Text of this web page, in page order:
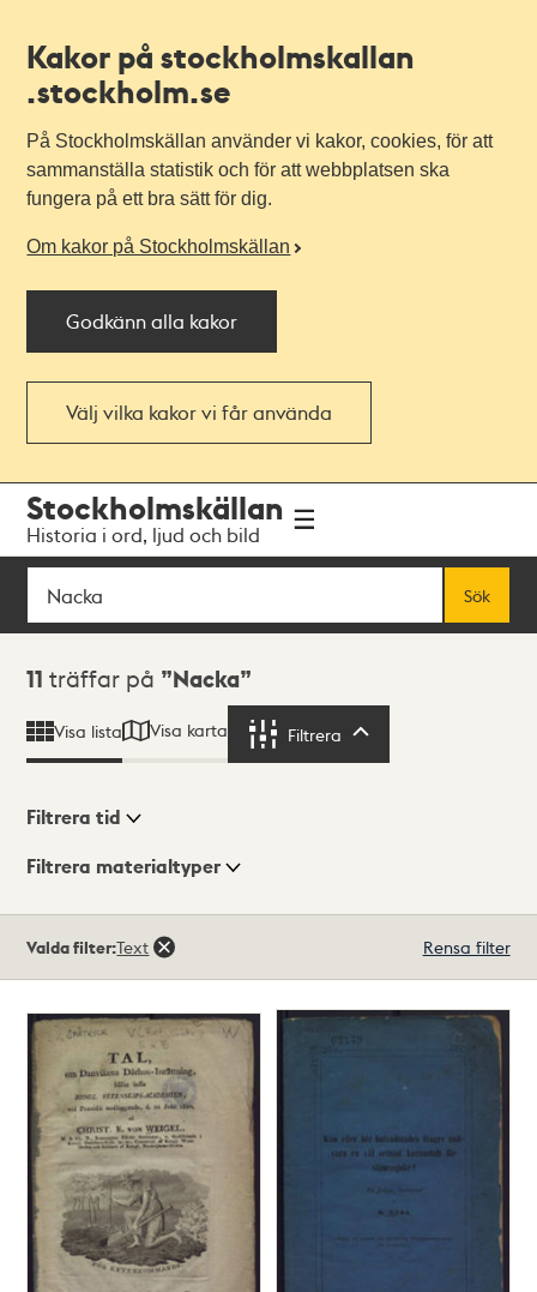
Kakor på stockholmskallan
.stockholm.se
På Stockholmskällan använder vi kakor, cookies, för att
sammanställa statistik och för att webbplatsen ska
fungera på ett bra sätt för dig.
Om kakor på Stockholmskällan
Godkänn alla kakor
Välj vilka kakor vi får använda
navigationen
huvudinnehållet
Stockholmskällan
Historia i ord, ljud och bild
Sök
Sök
Sökresultat
11 träffar på Nacka
Visa lista Visa karta Filtrera
Visningsläge
Filtrera tid
Filtrera materialtyper
träffar
Valda filter:Text Rensa filter